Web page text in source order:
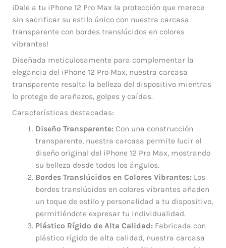
¡Dale a tu iPhone 12 Pro Max la protección que merece
sin sacrificar su estilo único con nuestra carcasa
transparente con bordes translúcidos en colores
vibrantes!
Diseñada meticulosamente para complementar la
elegancia del iPhone 12 Pro Max, nuestra carcasa
transparente resalta la belleza del dispositivo mientras
lo protege de arañazos, golpes y caídas.
Características destacadas:
Diseño Transparente: Con una construcción
transparente, nuestra carcasa permite lucir el
diseño original del iPhone 12 Pro Max, mostrando
su belleza desde todos los ángulos.
Bordes Translúcidos en Colores Vibrantes: Los
bordes translúcidos en colores vibrantes añaden
un toque de estilo y personalidad a tu dispositivo,
permitiéndote expresar tu individualidad.
Plástico Rígido de Alta Calidad: Fabricada con
plástico rígido de alta calidad, nuestra carcasa